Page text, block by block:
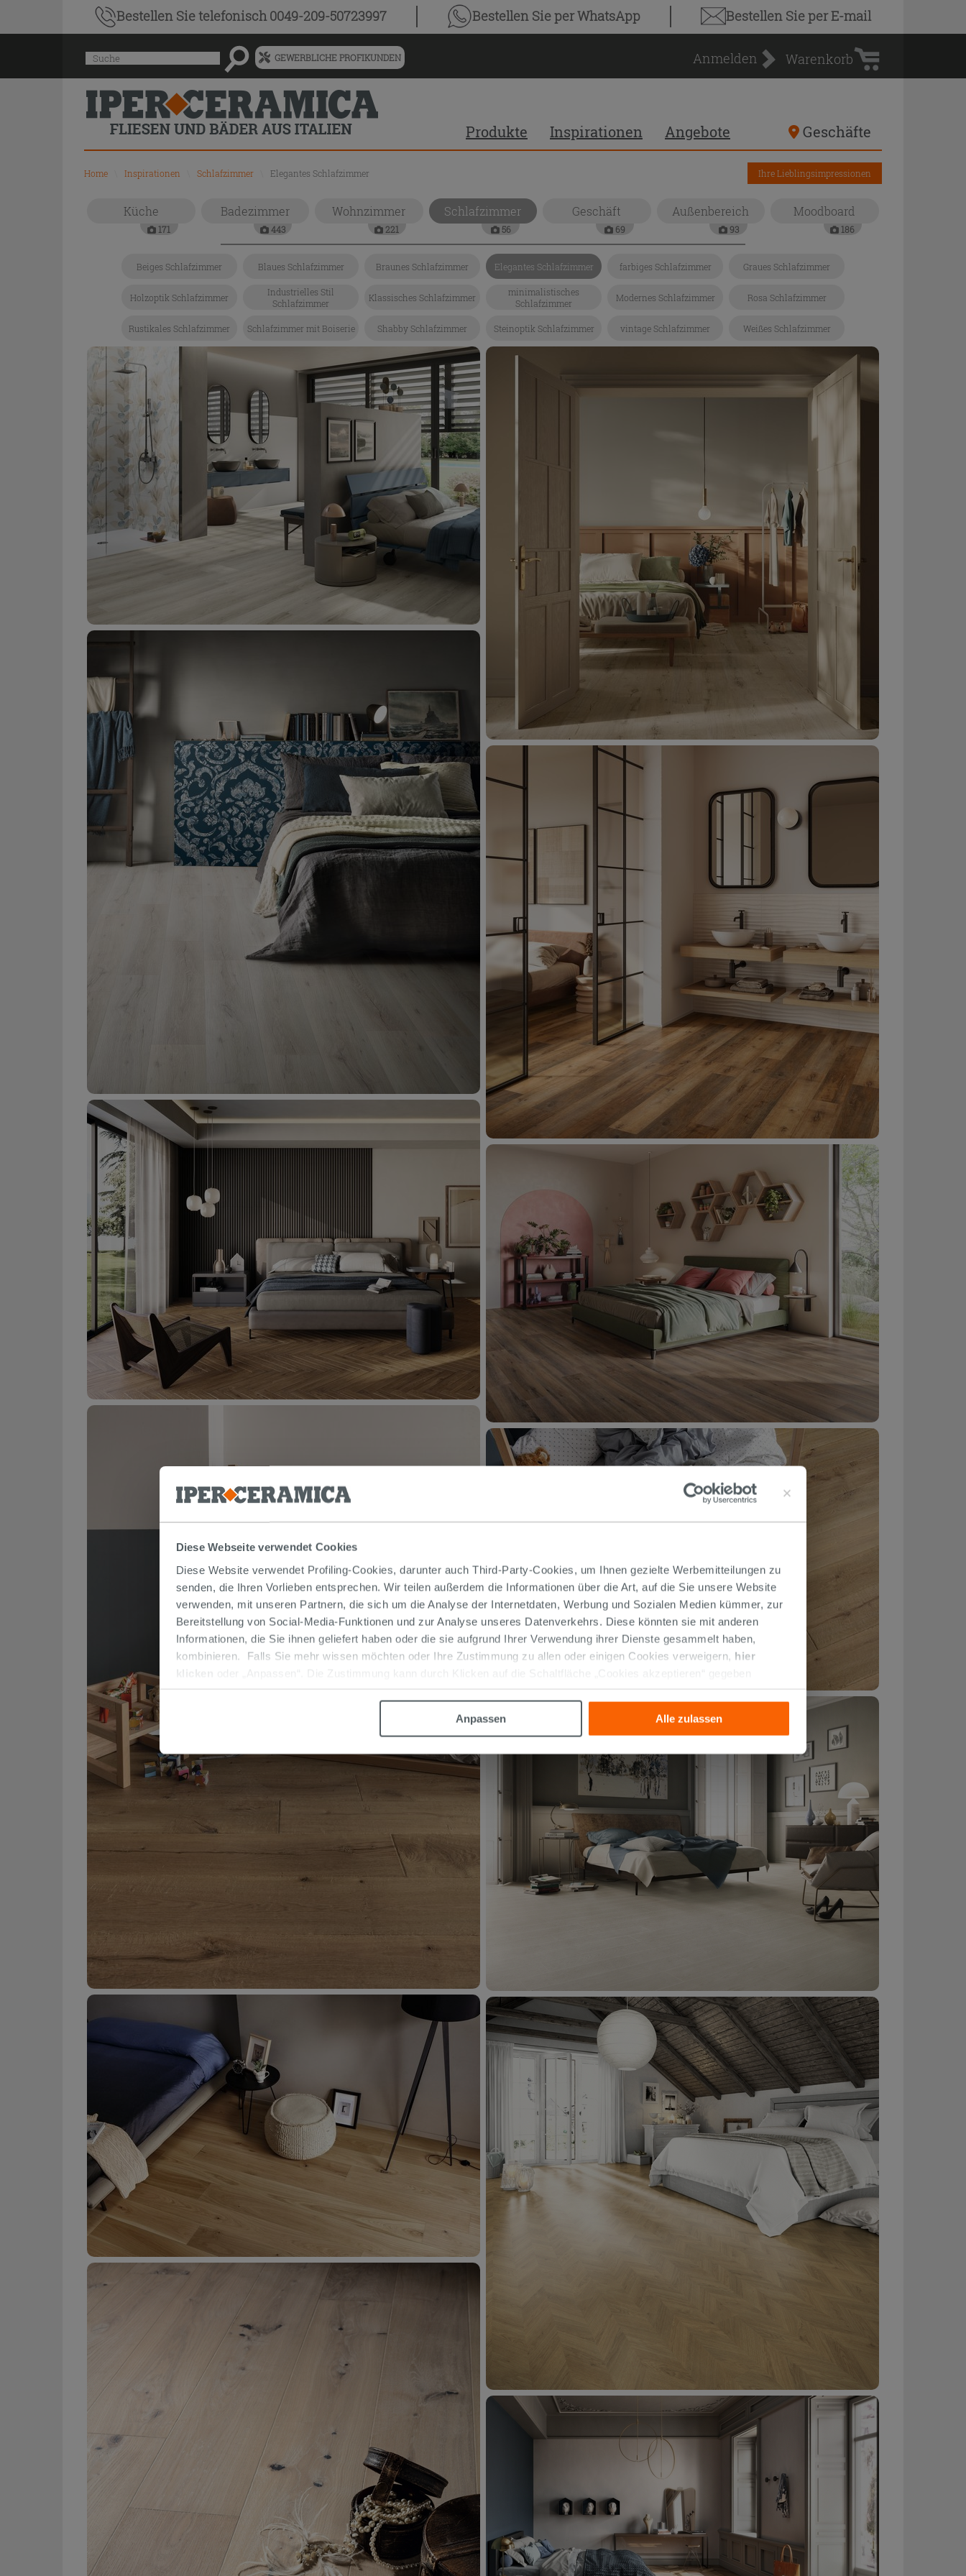
Diese Webseite verwendet Cookies
Diese Website verwendet Profiling-Cookies, darunter auch Third-Party-Cookies, um Ihnen gezielte Werbemitteilungen zu
senden, die Ihren Vorlieben entsprechen. Wir teilen außerdem die Informationen über die Art, auf die Sie unsere Website
verwenden, mit unseren Partnern, die sich um die Analyse der Internetdaten, Werbung und Sozialen Medien kümmer, zur
Bereitstellung von Social-Media-Funktionen und zur Analyse unseres Datenverkehrs. Diese könnten sie mit anderen
Informationen, die Sie ihnen geliefert haben oder die sie aufgrund Ihrer Verwendung ihrer Dienste gesammelt haben,
kombinieren. Falls Sie mehr wissen möchten oder Ihre Zustimmung zu allen oder einigen Cookies verweigern, hier
klicken
oder „Anpassen“. Die Zustimmung kann durch Klicken auf die Schaltfläche „Cookies akzeptieren“ gegeben
werden. Wenn Sie auf die Schaltfläche "X" klicken, können Sie das Surfen erst nach der Installation der technischen
Anpassen
Alle zulassen
Bestellen Sietelefonisch 0049-209-50723997 Bestellen Sieper WhatsApp Bestellen Sieper E-mail
Menü
für
vorgeschlagenen
Siteinhalt
und
Suchprotokoll
Suche GEWERBLICHE PROFIKUNDEN Anmelden
Warenkorb
Warenkorb
Produkte Inspirationen Angebote Geschäfte
Home Inspirationen Schlafzimmer Elegantes Schlafzimmer Ihre Lieblingsimpressionen
Küche
171
Badezimmer
443
Wohnzimmer
221
Schlafzimmer
56
Geschäft
69
Außenbereich
93
Moodboard
186
Beiges Schlafzimmer Blaues Schlafzimmer Braunes Schlafzimmer Elegantes Schlafzimmer farbiges Schlafzimmer Graues Schlafzimmer
Holzoptik Schlafzimmer
Industrielles Stil
Schlafzimmer
Klassisches Schlafzimmer
minimalistisches
Schlafzimmer
Modernes Schlafzimmer Rosa Schlafzimmer
Rustikales Schlafzimmer Schlafzimmer mit Boiserie Shabby Schlafzimmer Steinoptik Schlafzimmer vintage Schlafzimmer Weißes Schlafzimmer